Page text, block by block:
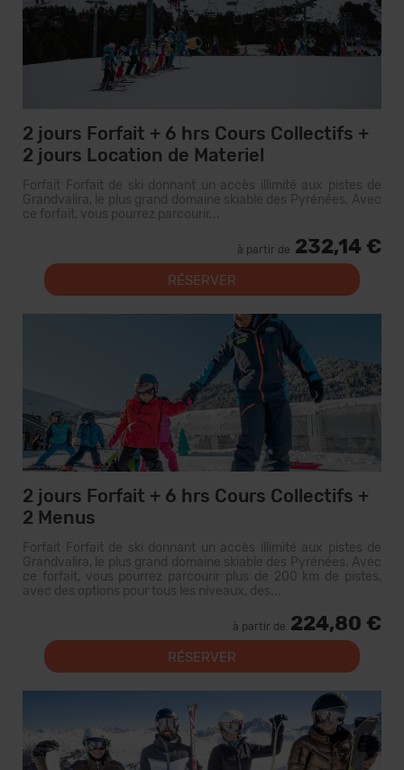
2 jours Forfait + 6 hrs Cours Collectifs +
2 jours Location de Materiel
Forfait Forfait de ski donnant un accès illimité aux pistes de
Grandvalira, le plus grand domaine skiable des Pyrénées. Avec
ce forfait, vous pourrez parcourir...
à partir de 232,14 €
RÉSERVER
2 jours Forfait + 6 hrs Cours Collectifs +
2 Menus
Forfait Forfait de ski donnant un accès illimité aux pistes de
Grandvalira, le plus grand domaine skiable des Pyrénées. Avec
ce forfait, vous pourrez parcourir plus de 200 km de pistes,
avec des options pour tous les niveaux, des...
à partir de 224,80 €
RÉSERVER